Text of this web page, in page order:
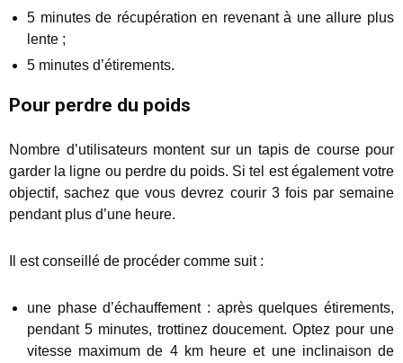
5 minutes de récupération en revenant à une allure plus
lente ;
5 minutes d’étirements.
Pour perdre du poids
Nombre d’utilisateurs montent sur un tapis de course pour
garder la ligne ou perdre du poids. Si tel est également votre
objectif, sachez que vous devrez courir 3 fois par semaine
pendant plus d’une heure.
Il est conseillé de procéder comme suit :
une phase d’échauffement : après quelques étirements,
pendant 5 minutes, trottinez doucement. Optez pour une
vitesse maximum de 4 km heure et une inclinaison de